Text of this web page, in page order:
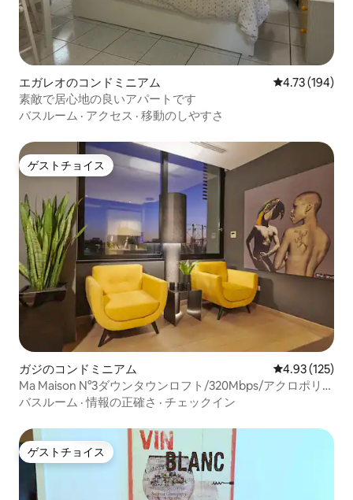
エガレオのコンドミニアム レビュー194
4.73 (194)
素敵で居心地の良いアパートです
バスルーム · アクセス · 移動のしやすさ
ゲストチョイス
ゲストチョイス
ガジのコンドミニアム レビュー125
4.93 (125)
Ma Maison N°3ダウンタウンロフト/320Mbps/アクロポリス
ウォーク
バスルーム ·情報の正確さ · チェックイン
ゲストチョイス
ゲストチョイス